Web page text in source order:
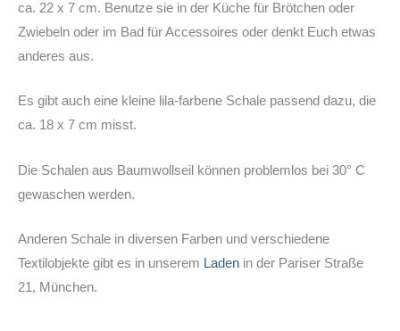
ca. 22 x 7 cm. Benutze sie in der Küche für Brötchen oder
Zwiebeln oder im Bad für Accessoires oder denkt Euch etwas
anderes aus.
Es gibt auch eine kleine lila-farbene Schale passend dazu, die
ca. 18 x 7 cm misst.
Die Schalen aus Baumwollseil können problemlos bei 30° C
gewaschen werden.
Anderen Schale in diversen Farben und verschiedene
Textilobjekte gibt es in unserem Laden in der Pariser Straße
21, München.